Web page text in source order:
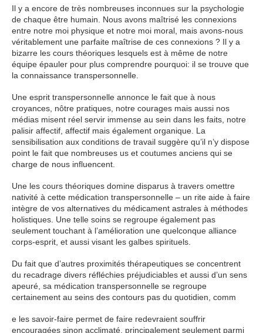
Il y a encore de très nombreuses inconnues sur la psychologie
de chaque être humain. Nous avons maîtrisé les connexions
entre notre moi physique et notre moi moral, mais avons-nous
véritablement une parfaite maîtrise de ces connexions ? Il y a
bizarre les cours théoriques lesquels est à même de notre
équipe épauler pour plus comprendre pourquoi: il se trouve que
la connaissance transpersonnelle.
Une esprit transpersonnelle annonce le fait que à nous
croyances, nôtre pratiques, notre courages mais aussi nos
médias misent réel servir immense au sein dans les faits, notre
palisir affectif, affectif mais également organique. La
sensibilisation aux conditions de travail suggère qu’il n’y dispose
point le fait que nombreuses us et coutumes anciens qui se
charge de nous influencent.
Une les cours théoriques domine disparus à travers omettre
nativité à cette médication transpersonnelle – un rite aide à faire
intègre de vos alternatives du médicament astrales à méthodes
holistiques. Une telle soins se regroupe également pas
seulement touchant à l’amélioration une quelconque alliance
corps-esprit, et aussi visant les galbes spirituels.
Du fait que d’autres proximités thérapeutiques se concentrent
du recadrage divers réfléchies préjudiciables et aussi d’un sens
apeuré, sa médication transpersonnelle se regroupe
certainement au seins des contours pas du quotidien, comm
e les savoir-faire permet de faire redevraient souffrir
encouragées sinon acclimaté, principalement seulement parmi